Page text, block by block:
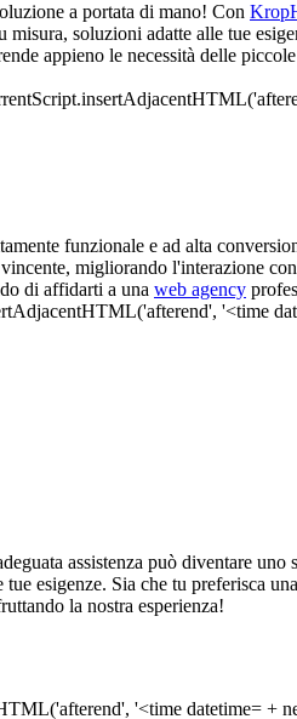
a portata di mano! Con
soluzioni adatte alle tue
appieno le necessità delle
funzionale e ad alta
migliorando l'interazione
di affidarti a una web agency
assistenza può diventare
esigenze. Sia che tu preferisca
la nostra esperienza!